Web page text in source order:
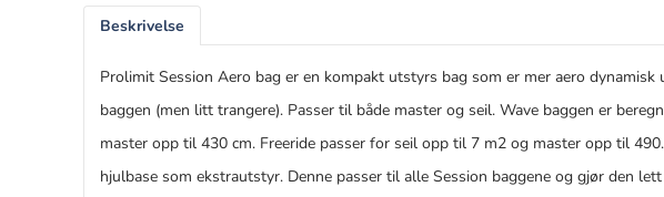
Beskrivelse
Prolimit Session Aero bag er en kompakt utstyrs bag som er mer aero dynamisk
baggen (men litt trangere). Passer til både master og seil. Wave baggen er
master opp til 430 cm. Freeride passer for seil opp til 7 m2 og master opp til
hjulbase som ekstrautstyr. Denne passer til alle Session baggene og gjør den